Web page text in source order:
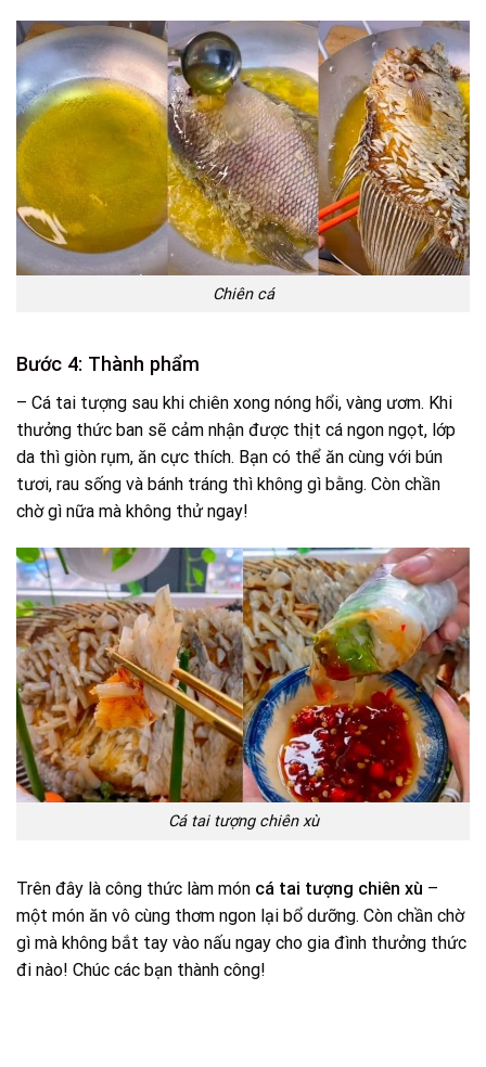
Chiên cá
Bước 4: Thành phẩm
– Cá tai tượng sau khi chiên xong nóng hổi, vàng ươm. Khi
thưởng thức ban sẽ cảm nhận được thịt cá ngon ngọt, lớp
da thì giòn rụm, ăn cực thích. Bạn có thể ăn cùng với bún
tươi, rau sống và bánh tráng thì không gì bằng. Còn chần
chờ gì nữa mà không thử ngay!
Cá tai tượng chiên xù
Trên đây là công thức làm món cá tai tượng chiên xù –
một món ăn vô cùng thơm ngon lại bổ dưỡng. Còn chần chờ
gì mà không bắt tay vào nấu ngay cho gia đình thưởng thức
đi nào! Chúc các bạn thành công!